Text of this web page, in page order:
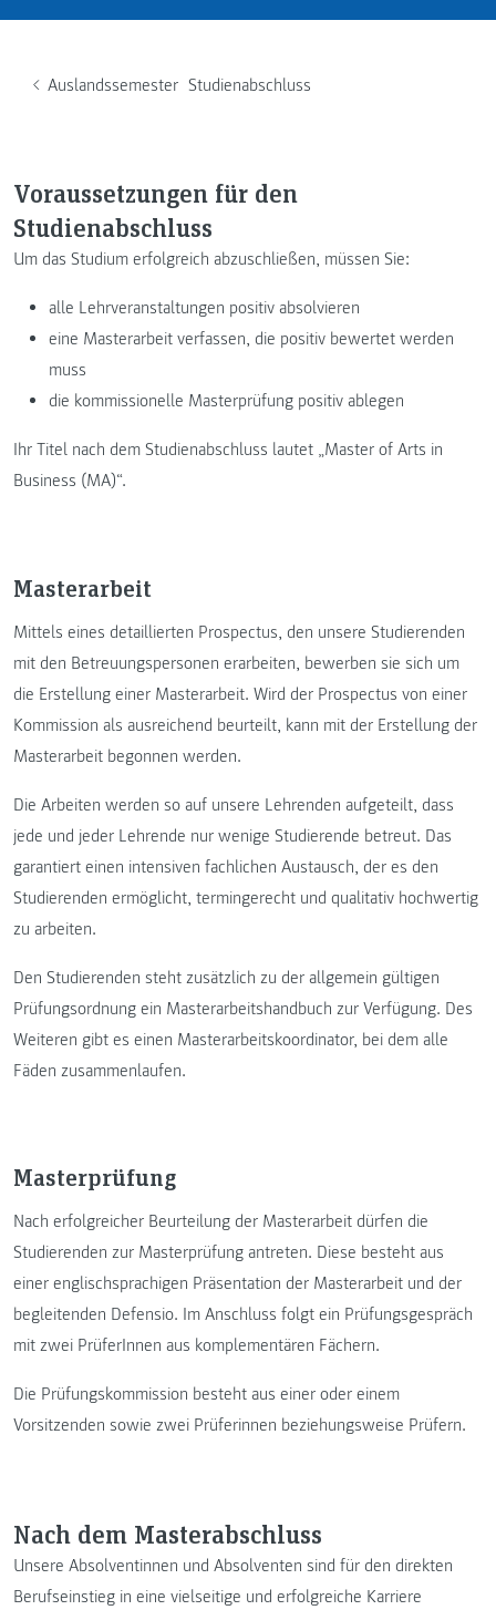
Auslandssemester Studienabschluss
Voraussetzungen für den
Studienabschluss
Um das Studium erfolgreich abzuschließen, müssen Sie:
alle Lehrveranstaltungen positiv absolvieren
eine Masterarbeit verfassen, die positiv bewertet werden
muss
die kommissionelle Masterprüfung positiv ablegen
Ihr Titel nach dem Studienabschluss lautet „Master of Arts in
Business (MA)“.
Masterarbeit
Mittels eines detaillierten Prospectus, den unsere Studierenden
mit den Betreuungspersonen erarbeiten, bewerben sie sich um
die Erstellung einer Masterarbeit. Wird der Prospectus von einer
Kommission als ausreichend beurteilt, kann mit der Erstellung der
Masterarbeit begonnen werden.
Die Arbeiten werden so auf unsere Lehrenden aufgeteilt, dass
jede und jeder Lehrende nur wenige Studierende betreut. Das
garantiert einen intensiven fachlichen Austausch, der es den
Studierenden ermöglicht, termingerecht und qualitativ hochwertig
zu arbeiten.
Den Studierenden steht zusätzlich zu der allgemein gültigen
Prüfungsordnung ein Masterarbeitshandbuch zur Verfügung. Des
Weiteren gibt es einen Masterarbeitskoordinator, bei dem alle
Fäden zusammenlaufen.
Masterprüfung
Nach erfolgreicher Beurteilung der Masterarbeit dürfen die
Studierenden zur Masterprüfung antreten. Diese besteht aus
einer englischsprachigen Präsentation der Masterarbeit und der
begleitenden Defensio. Im Anschluss folgt ein Prüfungsgespräch
mit zwei PrüferInnen aus komplementären Fächern.
Die Prüfungskommission besteht aus einer oder einem
Vorsitzenden sowie zwei Prüferinnen beziehungsweise Prüfern.
Nach dem Masterabschluss
Unsere Absolventinnen und Absolventen sind für den direkten
Berufseinstieg in eine vielseitige und erfolgreiche Karriere